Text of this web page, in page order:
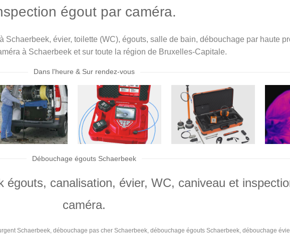
égout par caméra.
évier, toilette (WC), égouts, salle de bain, débouchage par haute
à Schaerbeek et sur toute la région de Bruxelles-Capitale.
Dans l'heure & Sur rendez-vous
Débouchage égouts Schaerbeek
égouts, canalisation, évier, WC, caniveau et
caméra.
Schaerbeek, débouchage pas cher Schaerbeek, débouchage égouts Schaerbeek, débouchage